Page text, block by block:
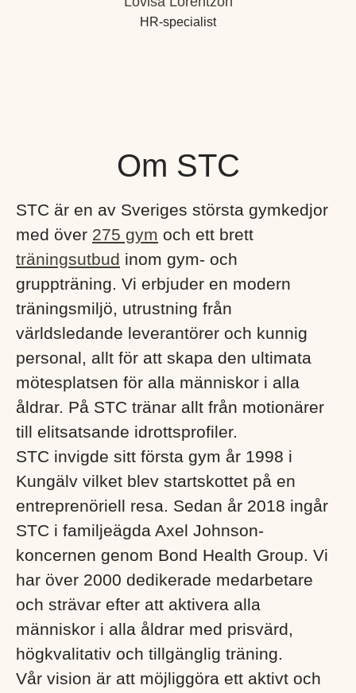
HR-specialist
Om STC
STC är en av Sveriges största gymkedjor
med över 275 gym och ett brett
träningsutbud inom gym- och
gruppträning. Vi erbjuder en modern
träningsmiljö, utrustning från
världsledande leverantörer och kunnig
personal, allt för att skapa den ultimata
mötesplatsen för alla människor i alla
åldrar. På STC tränar allt från motionärer
till elitsatsande idrottsprofiler.
STC invigde sitt första gym år 1998 i
Kungälv vilket blev startskottet på en
entreprenöriell resa. Sedan år 2018 ingår
STC i familjeägda Axel Johnson-
koncernen genom Bond Health Group. Vi
har över 2000 dedikerade medarbetare
och strävar efter att aktivera alla
människor i alla åldrar med prisvärd,
högkvalitativ och tillgänglig träning.
Vår vision är att möjliggöra ett aktivt och